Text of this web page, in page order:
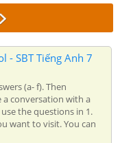
- SBT Tiếng Anh 7
(a- f). Then
conversation with a
the questions in 1.
want to visit. You can